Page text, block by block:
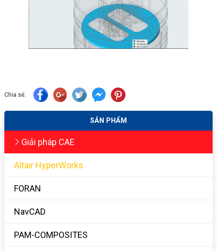
Chia sẻ:
SẢN PHẨM
Giải pháp CAE
Altair HyperWorks
FORAN
NavCAD
PAM-COMPOSITES